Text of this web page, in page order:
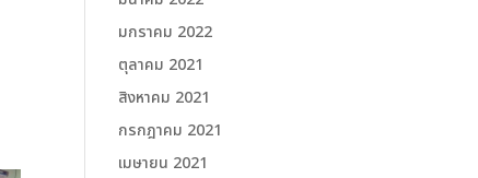
มกราคม 2022
ตุลาคม 2021
สิงหาคม 2021
กรกฎาคม 2021
เมษายน 2021